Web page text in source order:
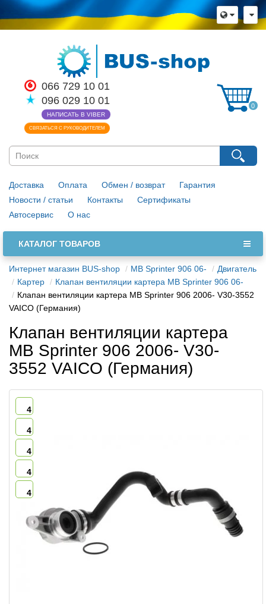
066 729 10 01
096 029 10 01
НАПИСАТЬ В VIBER
СВЯЗАТЬСЯ С РУКОВОДИТЕЛЕМ
0
Доставка Оплата Обмен / возврат
Гарантия
Новости / статьи
Контакты
Сертификаты
Автосервис
О нас
КАТАЛОГ ТОВАРОВ
Интернет магазин BUS-shop MB Sprinter 906 06-
Двигатель
Картер
Клапан вентиляции картера MB Sprinter 906 06-
Клапан вентиляции картера MB Sprinter 906 2006- V30-3552
VAICO (Германия)
Клапан вентиляции картера
MB Sprinter 906 2006- V30-
3552 VAICO (Германия)
4
4
4
4
4